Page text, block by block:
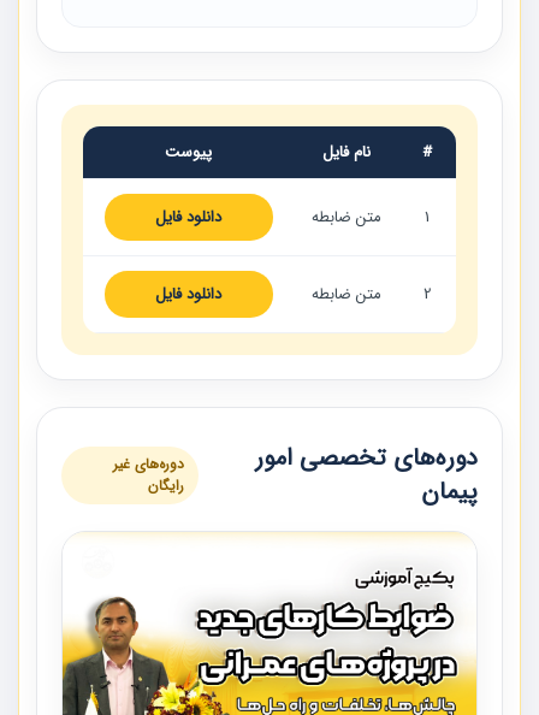
# نام فایل پیوست
1 متن ضابطه دانلود فایل
2 متن ضابطه دانلود فایل
دوره‌های تخصصی امور
پیمان
دوره‌های غیر
رایگان